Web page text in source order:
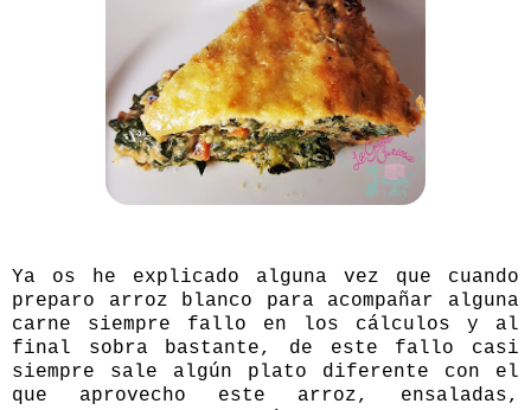
Ya os he explicado alguna vez que cuando
preparo arroz blanco para acompañar alguna
carne siempre fallo en los cálculos y al
final sobra bastante, de este fallo casi
siempre sale algún plato diferente con el
que aprovecho este arroz, ensaladas,